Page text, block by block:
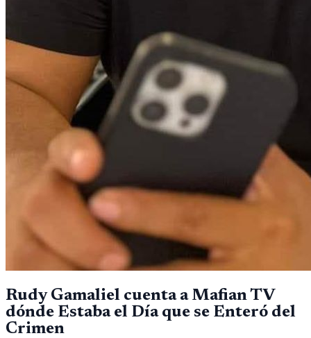
Rudy Gamaliel cuenta a Mafian TV
dónde Estaba el Día que se Enteró del
Crimen